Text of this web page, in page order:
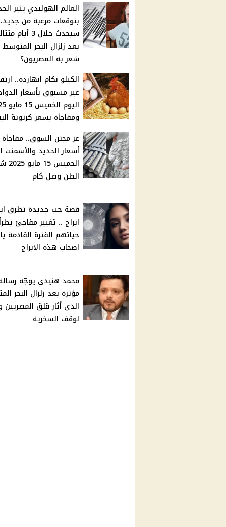
العالم الهولندي يثير
بتوقعات مرعبة من
سيحدث خلال 3 أيام
بعد زلزال البحر
شعر به المصريون؟
الكيلو بكام انهارده..
غير مسبوق بأسعار
اليوم
ومفاجأة بسعر كرتونة
عز مجنن السوق..
أسعار الحديد والأسمنت
الطن وصل كام
ابراج .. تغيير مفاجئ
حياتهم الفترة القادمة
اصحاب هذه الابراج
محمد هنيدي يوجّه
مؤثرة بعد زلزال البحر
الذى أثار قلق المصريين
لوقف السخرية